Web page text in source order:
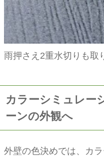
雨押さえ2重水切りも取
カラーシミュレー
ーンの外観へ
外壁の色決めでは、カ